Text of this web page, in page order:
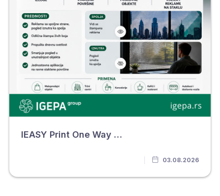
IEASY Print One Way Vision perforirana folija
03.08.2026